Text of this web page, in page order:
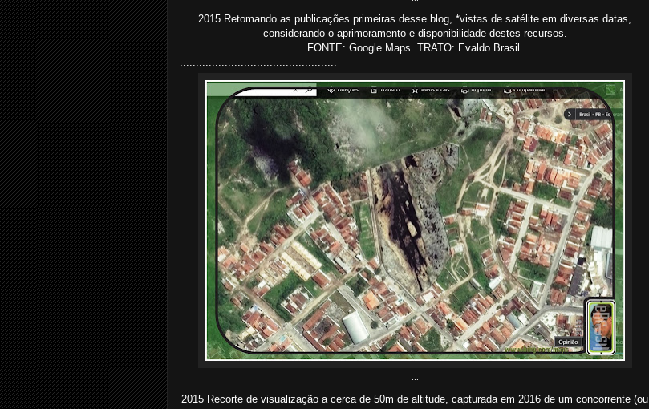
2015 Retomando as publicações primeiras desse blog, *vistas de satélite em diversas datas,
considerando o aprimoramento e disponibilidade destes recursos.
FONTE: Google Maps. TRATO: Evaldo Brasil.
.................................................
2015 Recorte de visualização a cerca de 50m de altitude, capturada em 2016 de um concorrente (ou